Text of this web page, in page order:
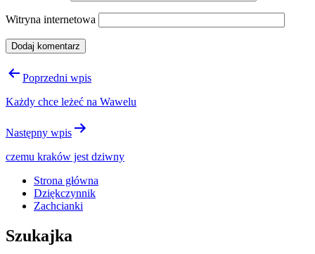
Witryna internetowa
Nawigacja
Poprzedni wpis
Każdy chce leżeć na Wawelu
Następny wpis
czemu kraków jest dziwny
Strona główna
Dziękczynnik
Zachcianki
Szukajka